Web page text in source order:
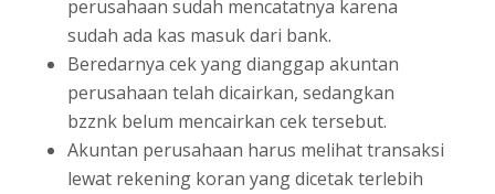
perusahaan sudah mencatatnya karena
sudah ada kas masuk dari bank.
Beredarnya cek yang dianggap akuntan
perusahaan telah dicairkan, sedangkan
bzznk belum mencairkan cek tersebut.
Akuntan perusahaan harus melihat transaksi
lewat rekening koran yang dicetak terlebih